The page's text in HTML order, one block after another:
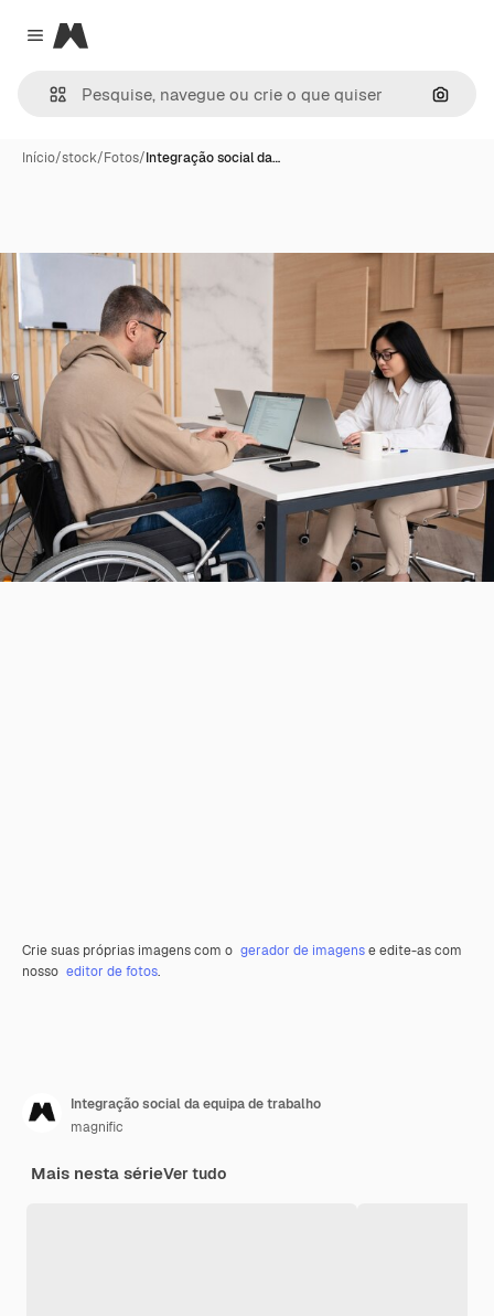
Close menu
Magnific
Início/stock/Fotos/Integração social da…
Crie suas próprias imagens com o gerador de imagense edite-as com
nosso editor de fotos.
Integração social da equipa de trabalho
magnific
Mais nesta sérieVer tudo